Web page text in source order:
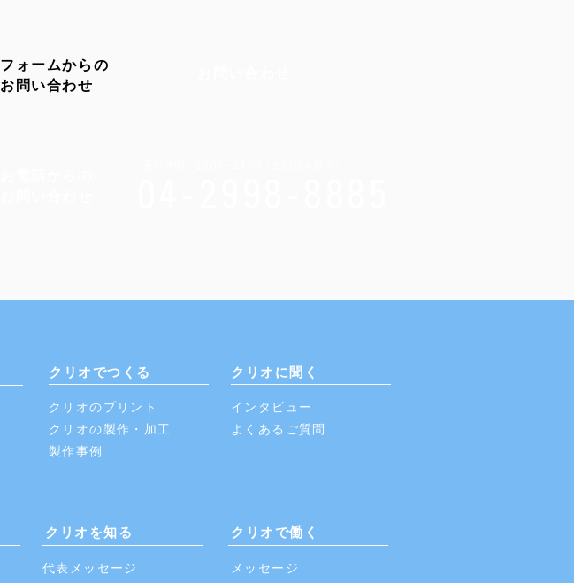
フォームからの
​お問い合わせ
クリオでつくる
クリオのプリント
​クリオの製作・加工
​製作事例
クリオに聞く
インタビュー
​よくあるご質問
クリオを知る
代表メッセージ
クリオで働く
メッセージ